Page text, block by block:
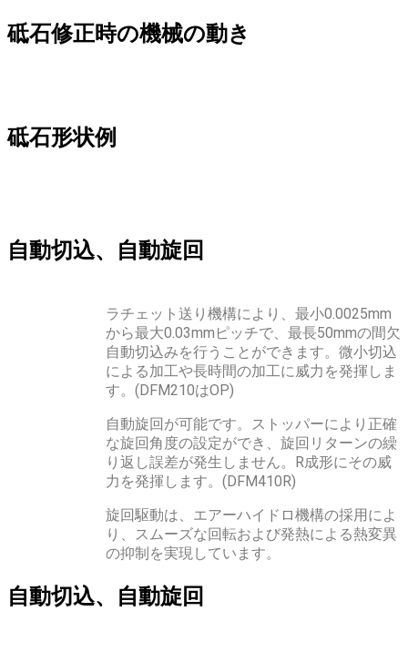
砥石修正時の機械の動き
砥石形状例
自動切込、自動旋回
ラチェット送り機構により、最小0.0025mm
から最大0.03mmピッチで、最長50mmの間欠
自動切込みを行うことができます。微小切込
による加工や長時間の加工に威力を発揮しま
す。(DFM210はOP)
自動旋回が可能です。ストッパーにより正確
な旋回角度の設定ができ、旋回リターンの繰
り返し誤差が発生しません。R成形にその威
力を発揮します。(DFM410R)
旋回駆動は、エアーハイドロ機構の採用によ
り、スムーズな回転および発熱による熱変異
の抑制を実現しています。
自動切込、自動旋回